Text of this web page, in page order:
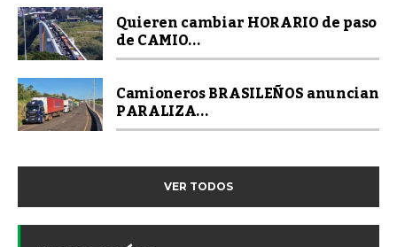
Quieren cambiar HORARIO de paso
de CAMIO...
Camioneros BRASILEÑOS anuncian
PARALIZA...
VER TODOS